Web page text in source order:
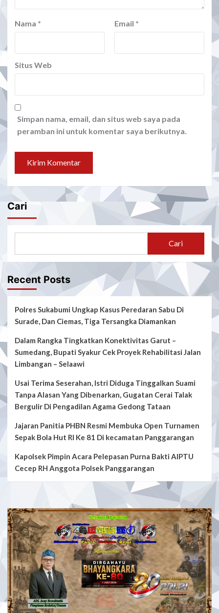
Nama * Email *
Situs Web
Simpan nama, email, dan situs web saya pada
peramban ini untuk komentar saya berikutnya.
Cari
Cari
Recent Posts
Polres Sukabumi Ungkap Kasus Peredaran Sabu Di
Surade, Dan Ciemas, Tiga Tersangka Diamankan
Dalam Rangka Tingkatkan Konektivitas Garut –
Sumedang, Bupati Syakur Cek Proyek Rehabilitasi Jalan
Limbangan – Selaawi
Usai Terima Seserahan, Istri Diduga Tinggalkan Suami
Tanpa Alasan Yang Dibenarkan, Gugatan Cerai Talak
Bergulir Di Pengadilan Agama Gedong Tataan
Jajaran Panitia PHBN Resmi Membuka Open Turnamen
Sepak Bola Hut RI Ke 81 Di kecamatan Panggarangan
Kapolsek Pimpin Acara Pelepasan Purna Bakti AIPTU
Cecep RH Anggota Polsek Panggarangan